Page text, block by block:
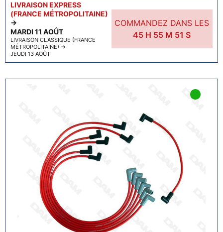
LIVRAISON EXPRESS
(FRANCE MÉTROPOLITAINE)
→
MARDI 11 AOÛT
LIVRAISON CLASSIQUE (FRANCE
MÉTROPOLITAINE) →
JEUDI 13 AOÛT
COMMANDEZ DANS LES
45H 55M 50 S